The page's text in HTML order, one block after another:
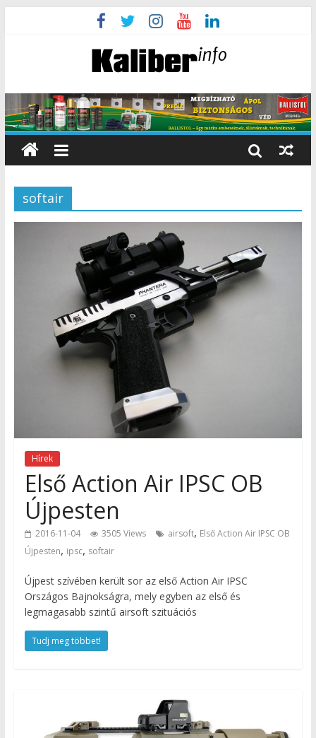
softair
Hírek
Első Action Air IPSC OB
Újpesten
2016-11-04 3505 Views airsoft, Első Action Air IPSC OB
Újpesten, ipsc, softair
Újpest szívében került sor az első Action Air IPSC
Országos Bajnokságra, mely egyben az első és
legmagasabb szintű airsoft szituációs
Tudj meg többet!